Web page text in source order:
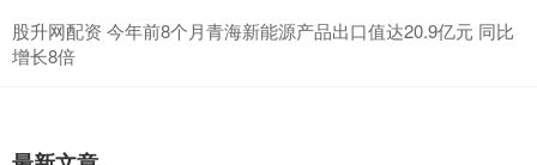
股升网配资 今年前8个月青海新能源产品出口值达20.9亿元 同比
增长8倍